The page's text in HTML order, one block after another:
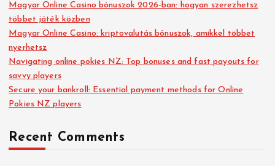
Magyar Online Casino bónuszok 2026-ban: hogyan szerezhetsz
többet játék közben
Magyar Online Casino: kriptovalutás bónuszok, amikkel többet
nyerhetsz
Navigating online pokies NZ: Top bonuses and fast payouts for
savvy players
Secure your bankroll: Essential payment methods for Online
Pokies NZ players
Recent Comments